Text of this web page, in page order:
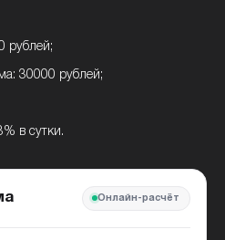
рублей;
30000 рублей;
в сутки.
Онлайн-расчёт